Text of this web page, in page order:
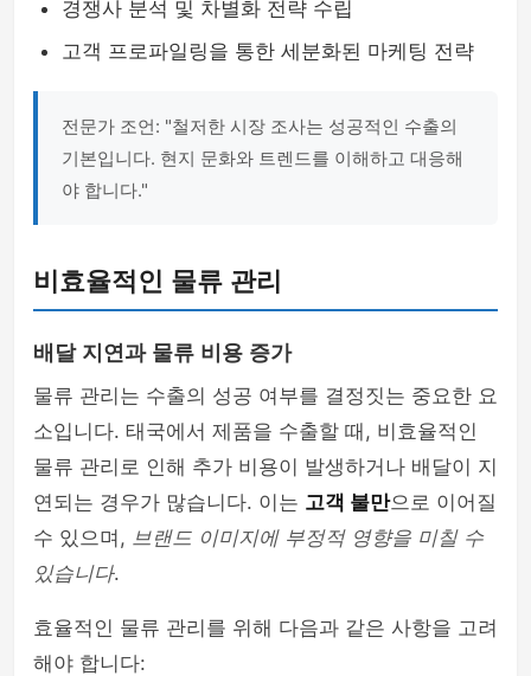
경쟁사 분석 및 차별화 전략 수립
고객 프로파일링을 통한 세분화된 마케팅 전략
전문가 조언: "철저한 시장 조사는 성공적인 수출의
기본입니다. 현지 문화와 트렌드를 이해하고 대응해
야 합니다."
비효율적인 물류 관리
배달 지연과 물류 비용 증가
물류 관리는 수출의 성공 여부를 결정짓는 중요한 요
소입니다. 태국에서 제품을 수출할 때, 비효율적인
물류 관리로 인해 추가 비용이 발생하거나 배달이 지
연되는 경우가 많습니다. 이는 고객 불만으로 이어질
수 있으며, 브랜드 이미지에 부정적 영향을 미칠 수
있습니다.
효율적인 물류 관리를 위해 다음과 같은 사항을 고려
해야 합니다: